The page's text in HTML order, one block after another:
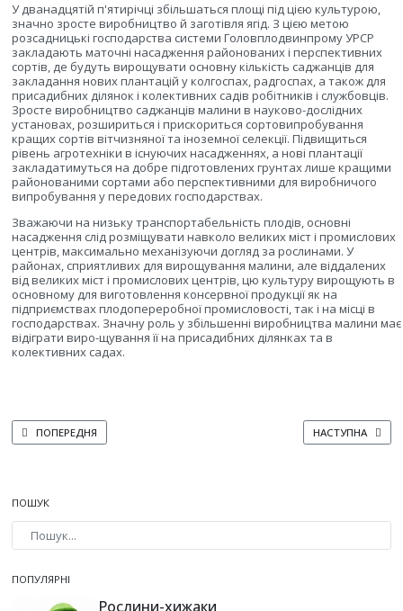
У дванадцятій п'ятирічці збільшаться площі під цією культурою,
значно зросте виробництво й заготівля ягід. З цією метою
розсадницькі господарства системи Головплодвинпрому УРСР
закладають маточні насадження районованих і перспективних
сортів, де будуть вирощувати основну кількість саджанців для
закладання нових плантацій у колгоспах, радгоспах, а також для
присадибних ділянок і колективних садів робітників і службовців.
Зросте виробництво саджанців малини в науково-дослідних
установах, розшириться і прискориться сортовипробування
кращих сортів вітчизняної та іноземної селекції. Підвищиться
рівень агротехніки в існуючих насадженнях, а нові плантації
закладатимуться на добре підготовлених грунтах лише кращими
районованими сортами або перспективними для виробничого
випробування у передових господарствах.
Зважаючи на низьку транспортабельність плодів, основні
насадження слід розміщувати навколо великих міст і промислових
центрів, максимально механізуючи догляд за рослинами. У
районах, сприятливих для вирощування малини, але віддалених
від великих міст і промислових центрів, цю культуру вирощують в
основному для виготовлення консервної продукції як на
підприємствах плодопереробної промисловості, так і на місці в
господарствах. Значну роль у збільшенні виробництва малини має
відіграти виро-щування її на присадибних ділянках та в
колективних садах.
ПОПЕРЕДНЯ СТАТТЯ: ПРИГОРОДНА
ПОПЕРЕДНЯ НАСТУПНА
НАСТУПНА
ПОШУК
ПОПУЛЯРНІ
Рослини-хижаки